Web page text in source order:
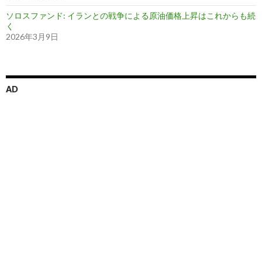
ソロスファンド: イランとの戦争による原油価格上昇はこれからも続
く
2026年3月9日
AD